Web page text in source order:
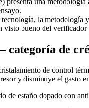
presenta una
la metodología
bueno del
de
de control
y disminuye el gasto
de estaño dopado con